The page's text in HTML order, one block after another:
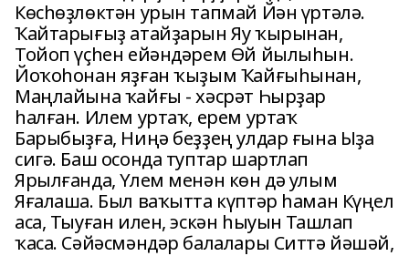
Көсһөҙлөктән урын тапмай Йән үртәлә.
Ҡайтарығыҙ атайҙарын Яу ҡырынан,
Тойоп үҫһен ейәндәрем Өй йылыһын.
Йоҡоһонан яҙған ҡыҙым Ҡайғыһынан,
Маңлайына ҡайғы - хәсрәт Һырҙар
һалған. Илем уртаҡ, ерем уртаҡ
Барыбыҙға, Ниңә беҙҙең улдар ғына Ыҙа
сигә. Баш осонда туптар шартлап
Ярылғанда, Үлем менән көн дә улым
Яғалаша. Был ваҡытта күптәр һаман Күңел
аса, Тыуған илен, эскән һыуын Ташлап
ҡаса. Сәйәсмәндәр балалары Ситтә йәшәй,